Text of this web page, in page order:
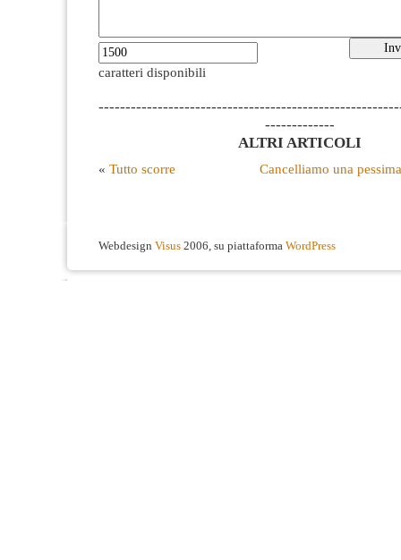
caratteri disponibili
-------------
ALTRI ARTICOLI
« Tutto scorre Cancelliamo una
Webdesign Visus 2006, su piattaforma WordPress